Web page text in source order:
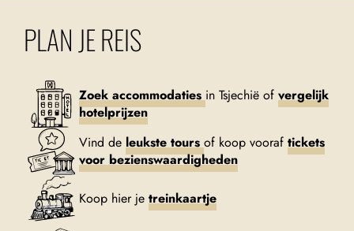
PLAN JE REIS
Zoek accommodaties in Tsjechië of vergelijk
hotelprijzen
Vind de leukste tours of koop vooraf tickets
voor bezienswaardigheden
Koop hier je treinkaartje